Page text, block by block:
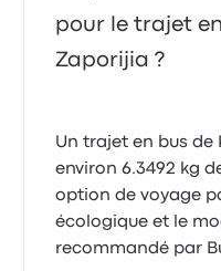
pour le trajet
Zaporijia ?
Un trajet en bus de
environ 6.3492 kg
option de voyage
écologique et le
recommandé par